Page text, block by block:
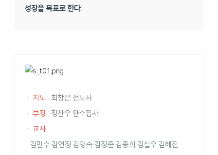
성장을 목표로 한다.
· 지도 : 최창은 전도사
· 부장 : 정찬우 안수집사
· 교사
김민수 김연정 김영숙 김정준 김종희 김철우 김혜진